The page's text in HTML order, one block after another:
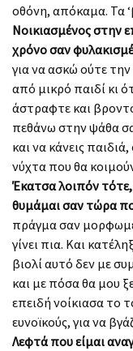
οθόνη, απόκαμα. Τα
Νοικιασμένος στην
χρόνο σαν
για να ασκώ ούτε
από μικρό παιδί κι
άστραφτε και
πεθάνω στην ψάθα
και να κάνεις
νύχτα που θα
Έκατσα λοιπόν
θυμάμαι σαν τώρα
πράγμα σαν
γίνει πια. Και
βιολί αυτό δεν με
και με πόσα θα μου
επειδή νοίκιασα το
ευνοϊκούς, για να
Λεφτά που είμαι